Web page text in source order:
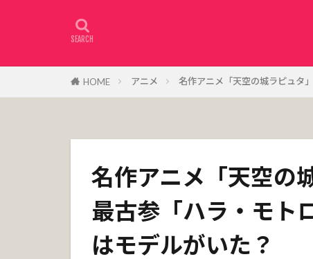
HOME アニメ 名作アニメ「天空の城ラピュタ
名作アニメ「天空の
最古参「ハラ・モト
はモデルがいた？